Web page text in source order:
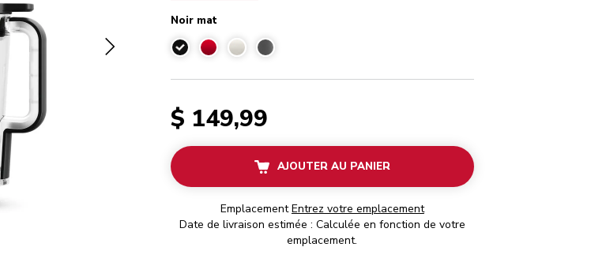
Noir mat
Noir mat
$ 149,99
AJOUTER AU PANIER
Emplacement Entrez votre emplacement
Date de livraison estimée : Calculée en fonction de votre
emplacement.